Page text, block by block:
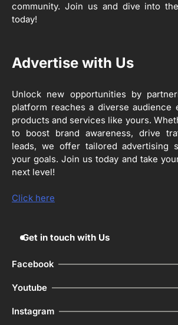
Editor
4
ਹੁਸ਼ਿਆਰਪੁਰ ਜ਼ਿਲ੍ਹੇ ਵ‘
ਦਾ ਕੰਮ 99.92 ਫੀਸਦੀ
ਅਫ਼ਸਰ
Editor
5
ਮੋਦੀ ਜੀ ਪੁਲਿਸ ਦੇ ਦਮ ‘ਤੇ
ਅਗੇਂਸਟ ਈ-20 ਨੂੰ ਰੋਕਣ
community. Join us and dive into
today!
Advertise with Us
Unlock new opportunities by
platform reaches a diverse audience
products and services like yours.
to boost brand awareness, drive
leads, we offer tailored advertising
your goals. Join us today and take
next level!
Click here
Get in touch with Us
Facebook
Youtube
Instagram